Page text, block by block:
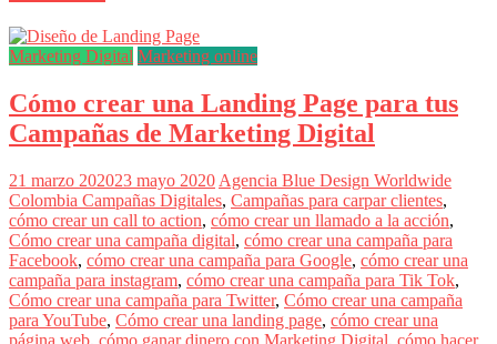
Publicidad,
Mercadeo
Medios
de
la
Blue
Design
Colombia
y
sus
filiales
en
América
Latina
Marketing Digital Marketing online
Cómo crear una Landing Page para tus
Campañas de Marketing Digital
21 marzo 202023 mayo 2020 Agencia Blue Design Worldwide
Colombia Campañas Digitales, Campañas para carpar clientes,
cómo crear un call to action, cómo crear un llamado a la acción,
Cómo crear una campaña digital, cómo crear una campaña para
Facebook, cómo crear una campaña para Google, cómo crear una
campaña para instagram, cómo crear una campaña para Tik Tok,
Cómo crear una campaña para Twitter, Cómo crear una campaña
para YouTube, Cómo crear una landing page, cómo crear una